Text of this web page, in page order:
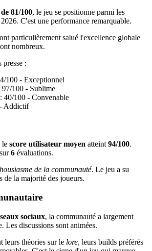
81/100, le jeu se positionne parmi les
C'est une performance remarquable.
particulièrement salué l'excellence globale
nombreux.
presse :
100 - Exceptionnel
97/100 - Sublime
: 40/100 - Convenable
Addictif
le score utilisateur moyen atteint 94/100.
6 évaluations.
de la communauté. Le jeu a su
de la majorité des joueurs.
sociaux, la communauté a largement
Les discussions sont animées.
leurs théories sur le lore, leurs builds préférés